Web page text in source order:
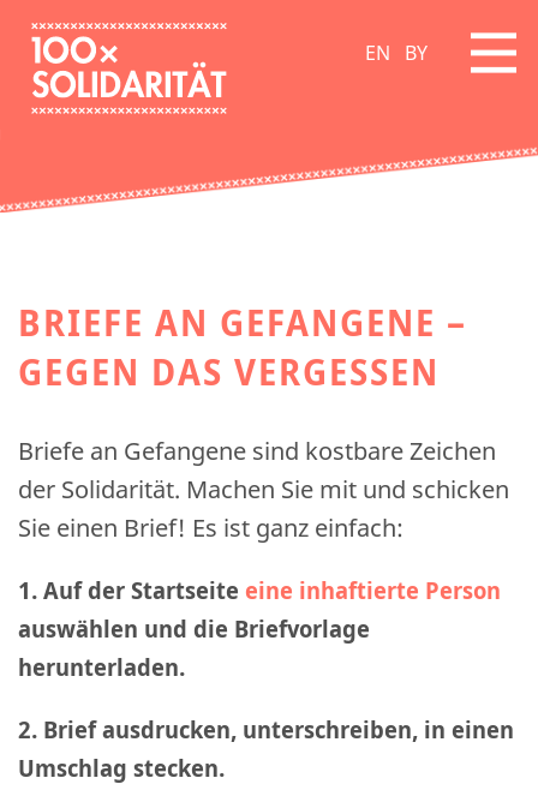
EN BY
BRIEFE AN GEFANGENE –
GEGEN DAS VERGESSEN
Briefe an Gefangene sind kostbare Zeichen
der Solidarität. Machen Sie mit und schicken
Sie einen Brief! Es ist ganz einfach:
1. Auf der Startseite eine inhaftierte Person
auswählen und die Briefvorlage
herunterladen.
2. Brief ausdrucken, unterschreiben, in einen
Umschlag stecken.